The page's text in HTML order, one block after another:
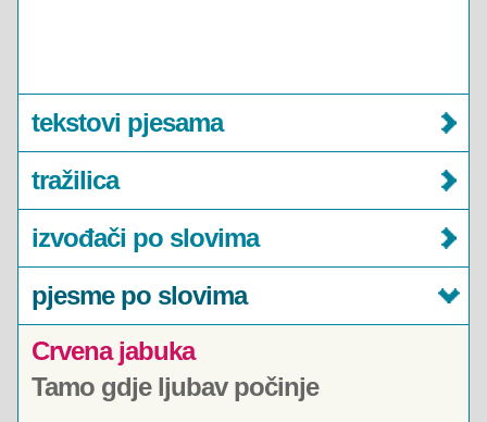
tekstovi pjesama
tražilica
izvođači po slovima
pjesme po slovima
Crvena jabuka
Tamo gdje ljubav počinje